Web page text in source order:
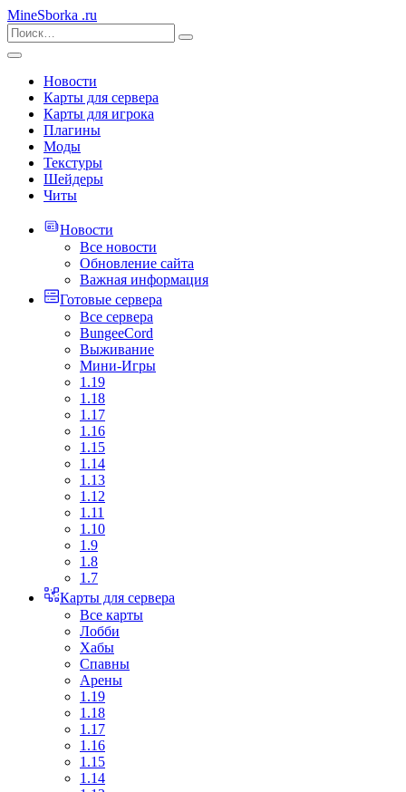
MineSborka .ru
Новости
Карты для сервера
Карты для игрока
Плагины
Моды
Текстуры
Шейдеры
Читы
Новости
Все новости
Обновление сайта
Важная информация
Готовые сервера
Все сервера
BungeeCord
Выживание
Мини-Игры
1.19
1.18
1.17
1.16
1.15
1.14
1.13
1.12
1.11
1.10
1.9
1.8
1.7
Карты для сервера
Все карты
Лобби
Хабы
Спавны
Арены
1.19
1.18
1.17
1.16
1.15
1.14